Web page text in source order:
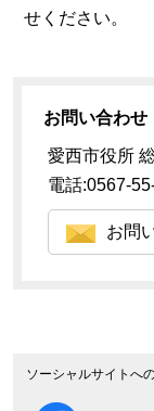
せください。
お問い合わせ
愛西市役所
電話:0567-
お問
ソーシャルサイトへ